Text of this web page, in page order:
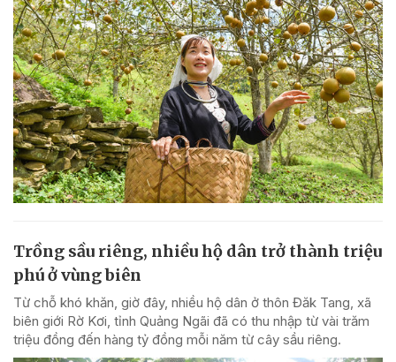
Trồng sầu riêng, nhiều hộ dân trở thành triệu
phú ở vùng biên
Từ chỗ khó khăn, giờ đây, nhiều hộ dân ở thôn Đăk Tang, xã
biên giới Rờ Kơi, tỉnh Quảng Ngãi đã có thu nhập từ vài trăm
triệu đồng đến hàng tỷ đồng mỗi năm từ cây sầu riêng.